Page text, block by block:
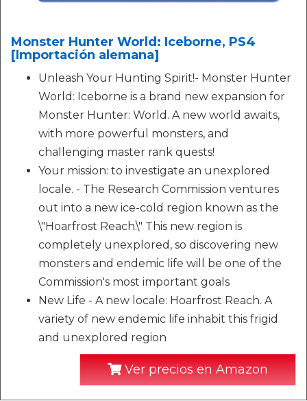
Monster Hunter World: Iceborne, PS4
[Importación alemana]
Unleash Your Hunting Spirit!- Monster Hunter
World: Iceborne is a brand new expansion for
Monster Hunter: World. A new world awaits,
with more powerful monsters, and
challenging master rank quests!
Your mission: to investigate an unexplored
locale. - The Research Commission ventures
out into a new ice-cold region known as the
\"Hoarfrost Reach.\" This new region is
completely unexplored, so discovering new
monsters and endemic life will be one of the
Commission's most important goals
New Life - A new locale: Hoarfrost Reach. A
variety of new endemic life inhabit this frigid
and unexplored region
Ver precios en Amazon